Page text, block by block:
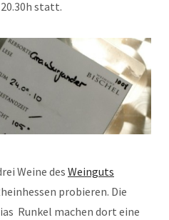
statt.
Weine des Weinguts
probieren. Die
Runkel machen dort eine